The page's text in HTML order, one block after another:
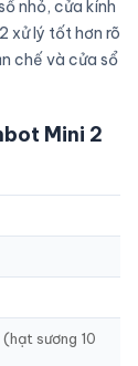
nhỏ, cửa kính
xử lý tốt hơn rõ
chế và cửa sổ
Mini 2
(hạt sương 10